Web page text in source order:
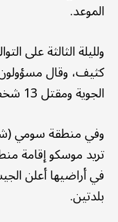
الموعد.
ولليلة الثالثة على
كثيف، وقال مسؤولون
الجوية ومقتل 13 شخصا على الأقل.
وفي منطقة سومي
تريد موسكو إقامة
في أراضيها أعلن
بلدتين.